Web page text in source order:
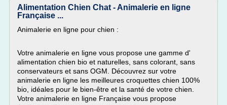
Alimentation Chien Chat - Animalerie en ligne
Française ...
Animalerie en ligne pour chien :
Votre animalerie en ligne vous propose une gamme d'
alimentation chien bio et naturelles, sans colorant, sans
conservateurs et sans OGM. Découvrez sur votre
animalerie en ligne les meilleures croquettes chien 100%
bio, idéales pour le bien-être et la santé de votre chien.
Votre animalerie en ligne Française vous propose